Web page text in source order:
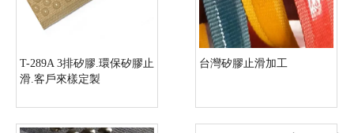
T-289A 3排矽膠.環保矽膠止
滑.客戶來樣定製
台灣矽膠止滑加工